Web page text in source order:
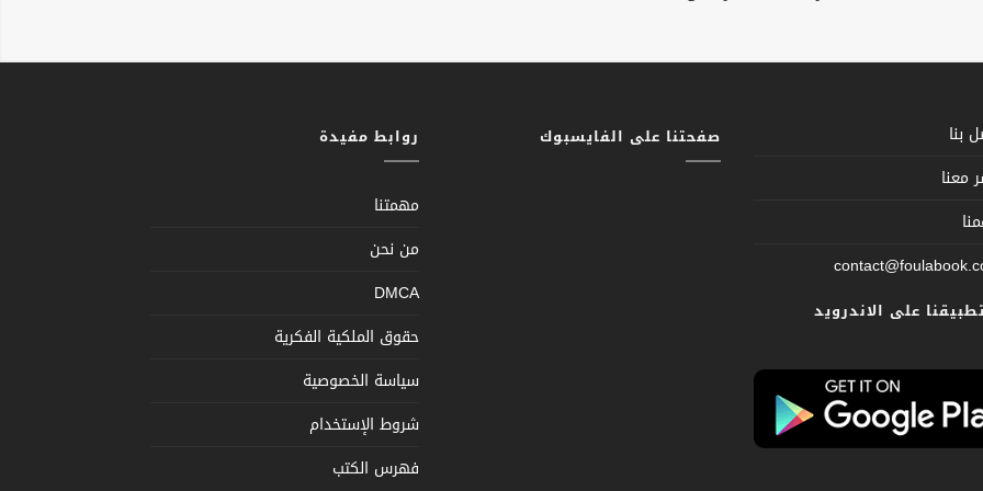
بنا
معنا
على الاندرويد
صفحتنا على الفايسبوك روابط مفيدة
مهمتنا
من نحن
DMCA
حقوق الملكية الفكرية
سياسة الخصوصية
شروط الإستخدام
فهرس الكتب